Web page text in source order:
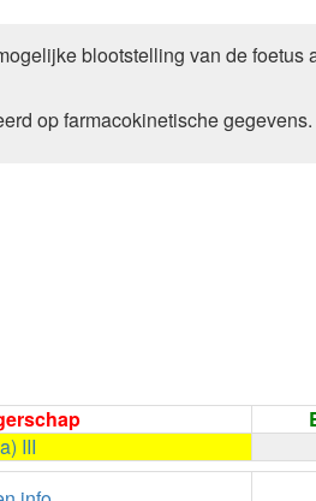
blootstelling van de foetus
op farmacokinetische gegevens.
III